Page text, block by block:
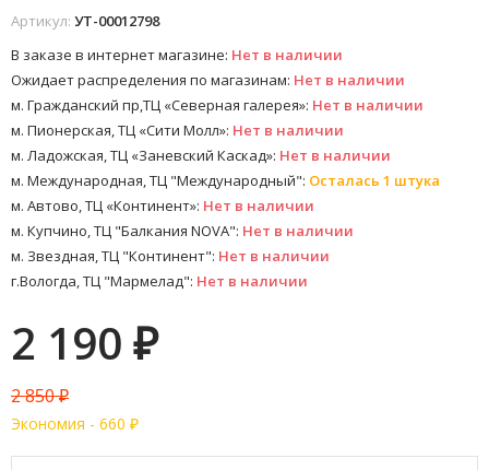
Артикул: УТ-00012798
В заказе в интернет магазине: Нет в наличии
Ожидает распределения по магазинам: Нет в наличии
м. Гражданский пр,ТЦ «Северная галерея»: Нет в наличии
м. Пионерская, ТЦ «Сити Молл»: Нет в наличии
м. Ладожская, ТЦ «Заневский Каскад»: Нет в наличии
м. Международная, ТЦ "Международный": Осталась 1 штука
м. Автово, ТЦ «Континент»: Нет в наличии
м. Купчино, ТЦ "Балкания NOVA": Нет в наличии
м. Звездная, ТЦ "Континент": Нет в наличии
г.Вологда, ТЦ "Мармелад": Нет в наличии
2 190 ₽
2 850₽
Экономия - 660 ₽